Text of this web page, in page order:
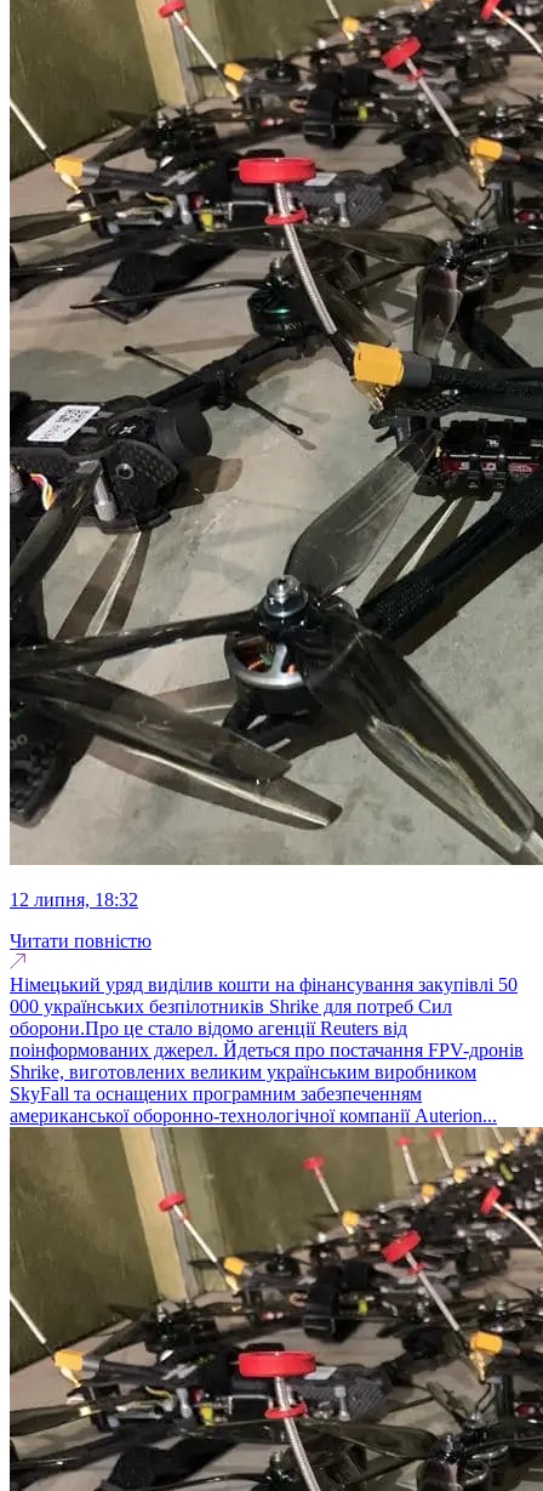
12 липня, 18:32
Читати повністю
Німецький уряд виділив кошти на фінансування закупівлі 50
000 українських безпілотників Shrike для потреб Сил
оборони.Про це стало відомо агенції Reuters від
поінформованих джерел. Йдеться про постачання FPV-дронів
Shrike, виготовлених великим українським виробником
SkyFall та оснащених програмним забезпеченням
американської оборонно-технологічної компанії Auterion...